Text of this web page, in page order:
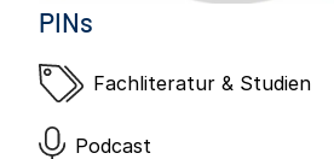
PINs
Fachliteratur & Studien
Podcast